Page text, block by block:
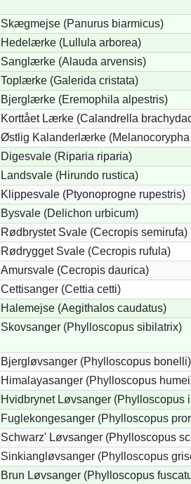
Skægmejse (Panurus biarmicus)
Hedelærke (Lullula arborea)
Sanglærke (Alauda arvensis)
Toplærke (Galerida cristata)
Bjerglærke (Eremophila alpestris)
Korttået Lærke (Calandrella
Østlig Kalanderlærke (Melanocorypha
Digesvale (Riparia riparia)
Landsvale (Hirundo rustica)
Klippesvale (Ptyonoprogne rupestris)
Bysvale (Delichon urbicum)
Rødbrystet Svale (Cecropis semirufa)
Rødrygget Svale (Cecropis rufula)
Amursvale (Cecropis daurica)
Cettisanger (Cettia cetti)
Halemejse (Aegithalos caudatus)
Skovsanger (Phylloscopus sibilatrix)
Bjergløvsanger (Phylloscopus bonelli)
Himalayasanger (Phylloscopus
Hvidbrynet Løvsanger (Phylloscopus
Fuglekongesanger (Phylloscopus
Schwarz' Løvsanger (Phylloscopus
Sinkiangløvsanger (Phylloscopus
Brun Løvsanger (Phylloscopus